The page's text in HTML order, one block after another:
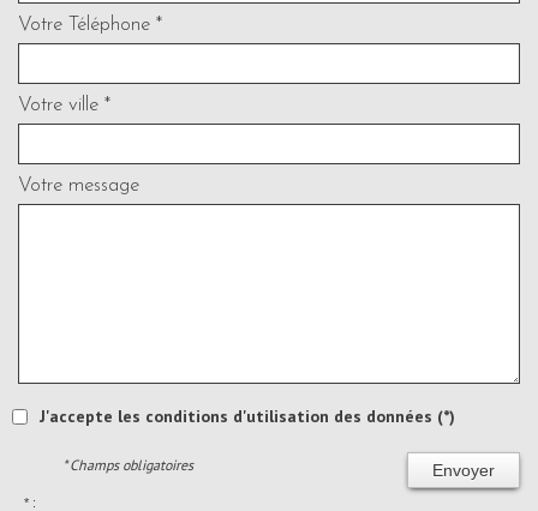
Votre Téléphone *
Votre ville *
Votre message
J'accepte les conditions d'utilisation des données (*)
Envoyer
* Champs obligatoires
* :